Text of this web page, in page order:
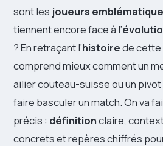
sont les joueurs
tiennent encore face à l’
? En retraçant l’histoirede
comprend mieux comment un
ailier couteau-suisse ou un
faire basculer un match. On va
précis : définitionclaire,
concrets et repères chiffrés